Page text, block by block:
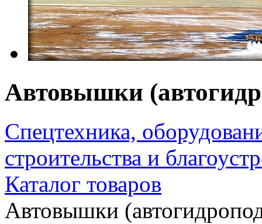
Автовышки
Спецтехника,
строительства и
Каталог товаров
Автовышки